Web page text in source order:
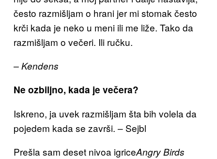
često razmišljam o hrani jer mi stomak često
krči kada je neko u meni ili me liže. Tako da
razmišljam o večeri. Ili ručku.
– Kendens
Ne ozbiljno, kada je večera?
Iskreno, ja uvek razmišljam šta bih volela da
pojedem kada se završi. – Sejbl
Prešla sam deset nivoa igriceAngry Birds